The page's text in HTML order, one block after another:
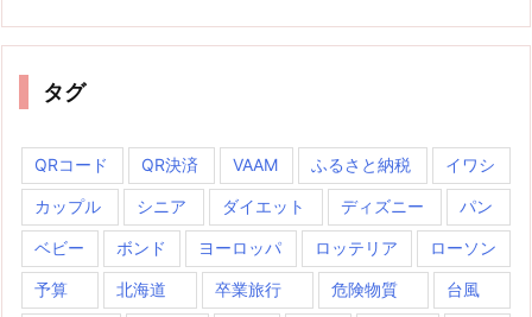
タグ
QRコード QR決済 VAAM ふるさと納税 イワシ
カップル シニア ダイエット ディズニー パン
ベビー ボンド ヨーロッパ ロッテリア ローソン
予算 北海道 卒業旅行 危険物質 台風